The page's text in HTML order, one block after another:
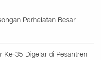
Perhelatan Besar
Ke-35 Digelar di Pesantren